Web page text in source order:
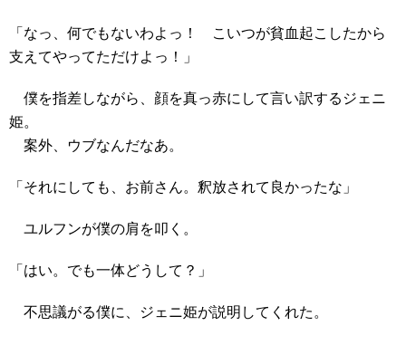
「なっ、何でもないわよっ！ こいつが貧血起こしたから
支えてやってただけよっ！」
僕を指差しながら、顔を真っ赤にして言い訳するジェニ
姫。
案外、ウブなんだなあ。
「それにしても、お前さん。釈放されて良かったな」
ユルフンが僕の肩を叩く。
「はい。でも一体どうして？」
不思議がる僕に、ジェニ姫が説明してくれた。